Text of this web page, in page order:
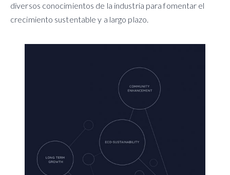
diversos conocimientos de la industria para fomentar el
crecimiento sustentable y a largo plazo.